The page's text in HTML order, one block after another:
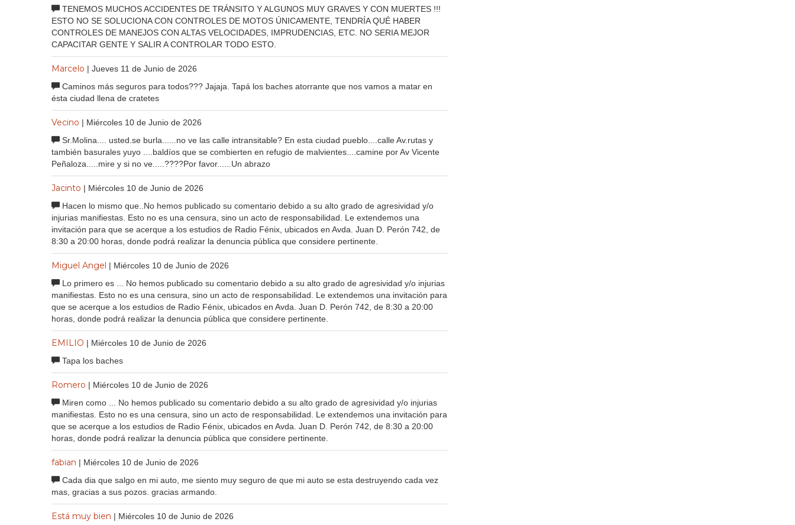
TENEMOS MUCHOS ACCIDENTES DE TRÁNSITO Y ALGUNOS MUY GRAVES Y CON MUERTES !!!
ESTO NO SE SOLUCIONA CON CONTROLES DE MOTOS ÚNICAMENTE, TENDRÍA QUÉ HABER
CONTROLES DE MANEJOS CON ALTAS VELOCIDADES, IMPRUDENCIAS, ETC. NO SERIA MEJOR
CAPACITAR GENTE Y SALIR A CONTROLAR TODO ESTO.
Marcelo | Jueves 11 de Junio de 2026
Caminos más seguros para todos??? Jajaja. Tapá los baches atorrante que nos vamos a matar en
ésta ciudad llena de cratetes
Vecino | Miércoles 10 de Junio de 2026
Sr.Molina.... usted.se burla......no ve las calle intransitable? En esta ciudad pueblo....calle Av.rutas y
también basurales yuyo ....baldíos que se combierten en refugio de malvientes....camine por Av Vicente
Peñaloza.....mire y si no ve.....????Por favor......Un abrazo
Jacinto | Miércoles 10 de Junio de 2026
Hacen lo mismo que..No hemos publicado su comentario debido a su alto grado de agresividad y/o
injurias manifiestas. Esto no es una censura, sino un acto de responsabilidad. Le extendemos una
invitación para que se acerque a los estudios de Radio Fénix, ubicados en Avda. Juan D. Perón 742, de
8:30 a 20:00 horas, donde podrá realizar la denuncia pública que considere pertinente.
Miguel Angel | Miércoles 10 de Junio de 2026
Lo primero es ... No hemos publicado su comentario debido a su alto grado de agresividad y/o injurias
manifiestas. Esto no es una censura, sino un acto de responsabilidad. Le extendemos una invitación para
que se acerque a los estudios de Radio Fénix, ubicados en Avda. Juan D. Perón 742, de 8:30 a 20:00
horas, donde podrá realizar la denuncia pública que considere pertinente.
EMILIO | Miércoles 10 de Junio de 2026
Tapa los baches
Romero | Miércoles 10 de Junio de 2026
Miren como ... No hemos publicado su comentario debido a su alto grado de agresividad y/o injurias
manifiestas. Esto no es una censura, sino un acto de responsabilidad. Le extendemos una invitación para
que se acerque a los estudios de Radio Fénix, ubicados en Avda. Juan D. Perón 742, de 8:30 a 20:00
horas, donde podrá realizar la denuncia pública que considere pertinente.
fabian | Miércoles 10 de Junio de 2026
Cada dia que salgo en mi auto, me siento muy seguro de que mi auto se esta destruyendo cada vez
mas, gracias a sus pozos. gracias armando.
Está muy bien | Miércoles 10 de Junio de 2026